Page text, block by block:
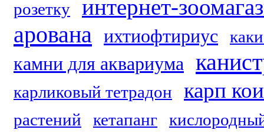
розетку
интернет-
арована ихтиофтириус
камни для аквариума
карликовый тетрадон карп кои
растений кетапанг